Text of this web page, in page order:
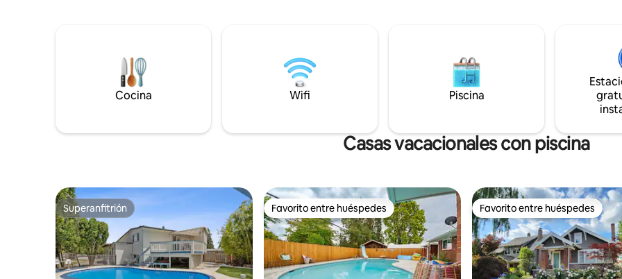
BIPOC. El gimnasio, el jacuzzi y la
lavandería se comparten con los
propietarios, pero los huéspedes tienen
acceso prioritario. Cerca de Mt Hood
tanto para estancias cortas
ofreciendo una experiencia
Portland.
Cocina Wifi Piscina
Casas vacacionales con piscina
Superanfitrión
Superanfitrión Favorito entre huéspedes
Favorito entre huéspedes Favorito entre huéspedes
Favorito entre huéspedes